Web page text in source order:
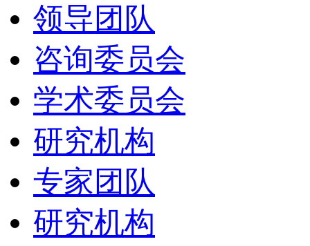
领导团队
咨询委员会
学术委员会
研究机构
专家团队
研究机构